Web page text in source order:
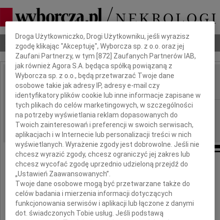
Nekrologi Odeszli Poradnik pogrzebowy
IMIĘ I NAZWISKO: Daniel Tresenberg
REGION: Katowice
DATA EMISJI: 23.11.2009
Pogrążeni w rozpaczy zawiadamiamy,
że dnia 20 listopada 2009 roku
zmarł przeżywszy lat 58
Dbamy o Twoją prywatność
Droga Użytkowniczko, Drogi Użytkowniku, jeśli wyrazisz
zgodę klikając "Akceptuję", Wyborcza sp. z o.o. oraz jej
Zaufani Partnerzy, w tym [872 ] Zaufanych Partnerów IAB,
jak również Agora S.A. będąca spółką powiązaną z
Wyborcza sp. z o.o., będą przetwarzać Twoje dane
osobowe takie jak adresy IP, adresy e-mail czy
identyfikatory plików cookie lub inne informacje zapisane w
tych plikach do celów marketingowych, w szczególności
na potrzeby wyświetlania reklam dopasowanych do
Twoich zainteresowań i preferencji w swoich serwisach,
aplikacjach i w Internecie lub personalizacji treści w nich
wyświetlanych. Wyrażenie zgody jest dobrowolne. Jeśli nie
chcesz wyrazić zgody, chcesz ograniczyć jej zakres lub
chcesz wycofać zgodę uprzednio udzieloną przejdź do
„Ustawień Zaawansowanych”.
Twoje dane osobowe mogą być przetwarzane także do
celów badania i mierzenia informacji dotyczących
funkcjonowania serwisów i aplikacji lub łączone z danymi
dot. świadczonych Tobie usług. Jeśli podstawą